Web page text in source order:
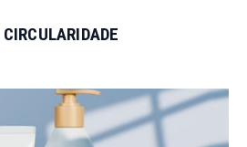
CIRCULARIDADE